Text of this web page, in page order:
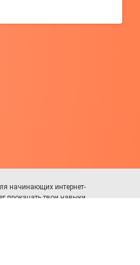
начинающих интернет-
прокачать твои навыки.